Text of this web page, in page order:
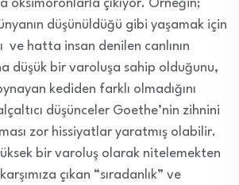
oksimoronlarla çıkıyor. Örneğin;
düşünüldüğü gibi yaşamak için
ve hatta insan denilen canlının
düşük bir varoluşa sahip olduğunu,
kediden farklı olmadığını
düşünceler Goethe’nin zihnini
zor hissiyatlar yaratmış olabilir.
bir varoluş olarak nitelemekten
çıkan “sıradanlık” ve